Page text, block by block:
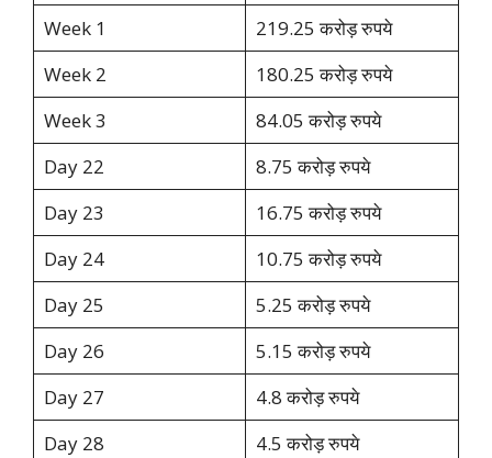
Week 1
219.25 करोड़ रुपये
Week 2
180.25 करोड़ रुपये
Week 3
84.05 करोड़ रुपये
Day 22
8.75 करोड़ रुपये
Day 23
16.75 करोड़ रुपये
Day 24
10.75 करोड़ रुपये
Day 25
5.25 करोड़ रुपये
Day 26
5.15 करोड़ रुपये
Day 27
4.8 करोड़ रुपये
Day 28
4.5 करोड़ रुपये